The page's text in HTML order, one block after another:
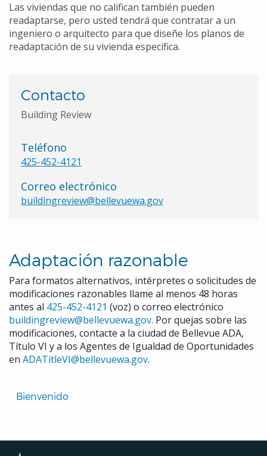
Translated
Bienvenido
Las viviendas que no califican también pueden
readaptarse, pero usted tendrá que contratar a un
ingeniero o arquitecto para que diseñe los planos de
readaptación de su vivienda específica.
Contacto
Building Review
Teléfono
425-452-4121
Correo electrónico
buildingreview@bellevuewa.gov
Adaptación razonable
Para formatos alternativos, intérpretes o solicitudes de
modificaciones razonables llame al menos 48 horas
antes al 425-452-4121 (voz) o correo electrónico
buildingreview@bellevuewa.gov. Por quejas sobre las
modificaciones, contacte a la ciudad de Bellevue ADA,
Título VI y a los Agentes de Igualdad de Oportunidades
en ADATitleVI@bellevuewa.gov.